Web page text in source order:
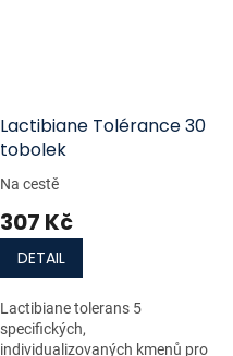
Lactibiane Tolérance 30
tobolek
Na cestě
307 Kč
DETAIL
Lactibiane tolerans 5
specifických,
individualizovaných kmenů pro